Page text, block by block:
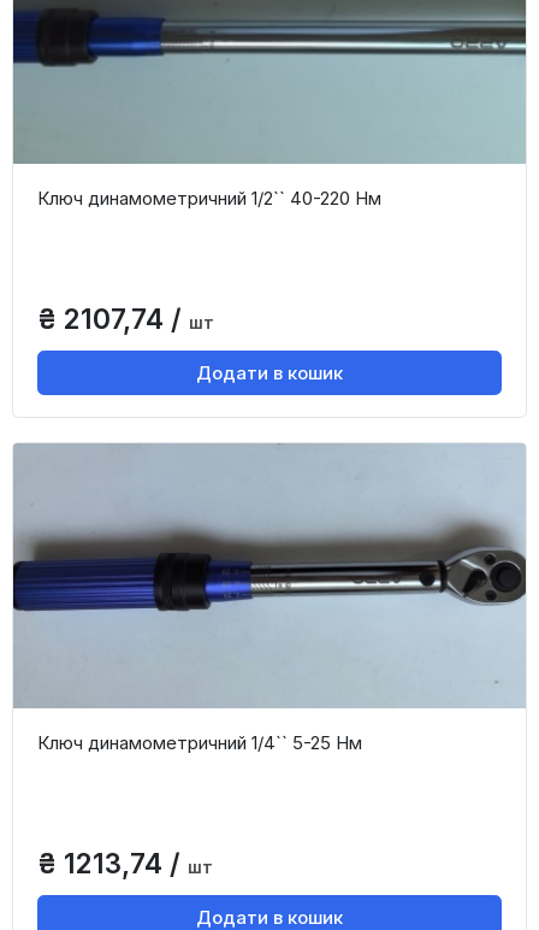
Ключ динамометричний 1/2`` 40-220 Нм
₴ 2107,74 / шт
Додати в кошик
Ключ динамометричний 1/4`` 5-25 Нм
₴ 1213,74 / шт
Додати в кошик